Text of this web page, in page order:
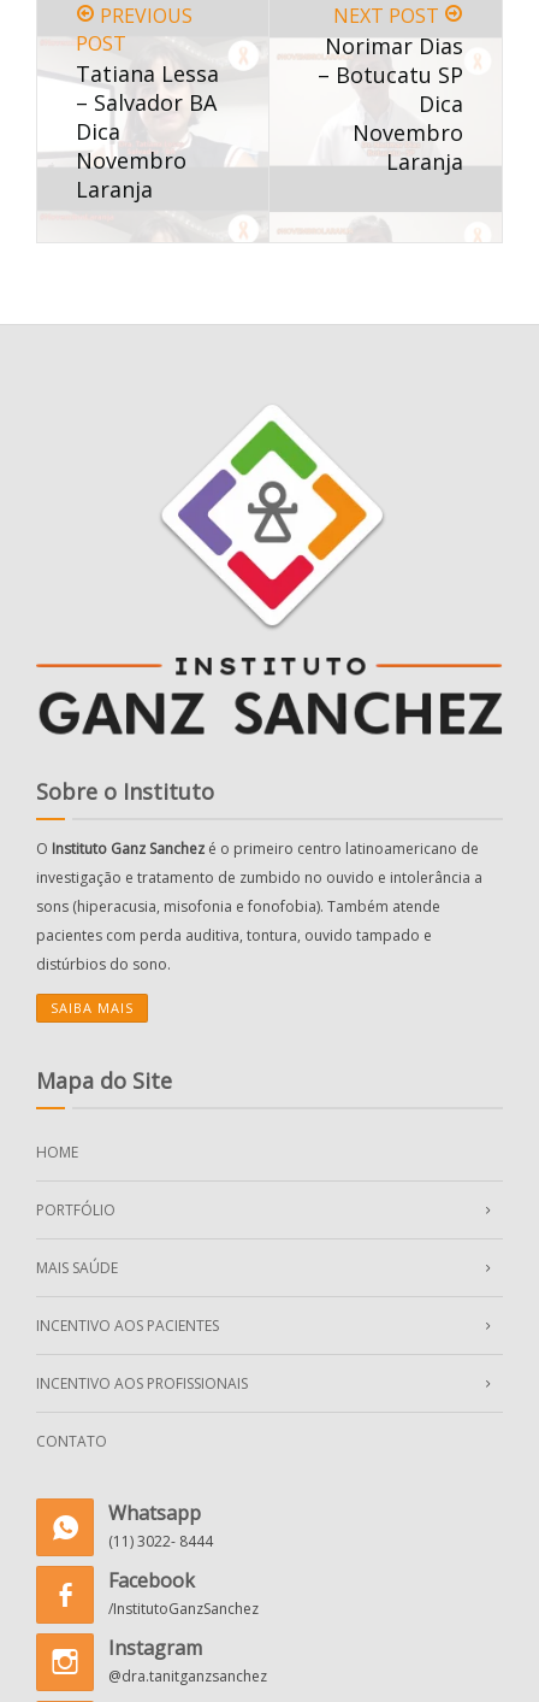
PREVIOUS
POST
Tatiana Lessa
– Salvador BA
Dica
Novembro
Laranja
NEXT POST
Norimar Dias
– Botucatu SP
Dica
Novembro
Laranja
Sobre o Instituto
O Instituto Ganz Sanchez é o primeiro centro latinoamericano de
investigação e tratamento de zumbido no ouvido e intolerância a
sons (hiperacusia, misofonia e fonofobia). Também atende
pacientes com perda auditiva, tontura, ouvido tampado e
distúrbios do sono.
SAIBA MAIS
Mapa do Site
HOME
PORTFÓLIO
MAIS SAÚDE
INCENTIVO AOS PACIENTES
INCENTIVO AOS PROFISSIONAIS
CONTATO
Whatsapp
(11) 3022- 8444
Facebook
/InstitutoGanzSanchez
Instagram
@dra.tanitganzsanchez